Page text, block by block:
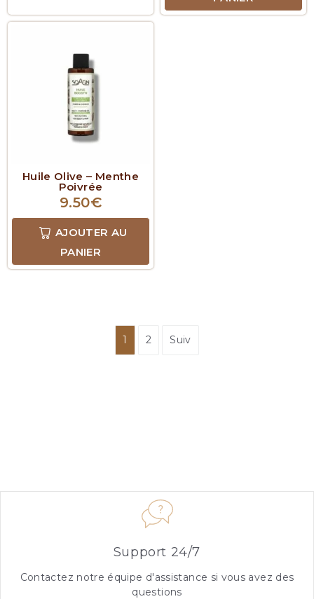
Huile Olive – Menthe
Poivrée
9.50€
AJOUTER AU
PANIER
1 2 Suiv
Support 24/7
Contactez notre équipe d'assistance si vous avez des
questions